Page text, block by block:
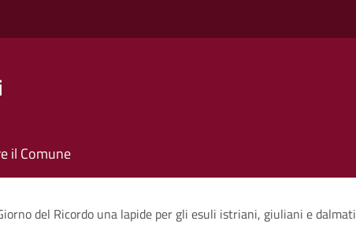
il Comune
del Ricordo una lapide per gli esuli istriani, giuliani e dalmati